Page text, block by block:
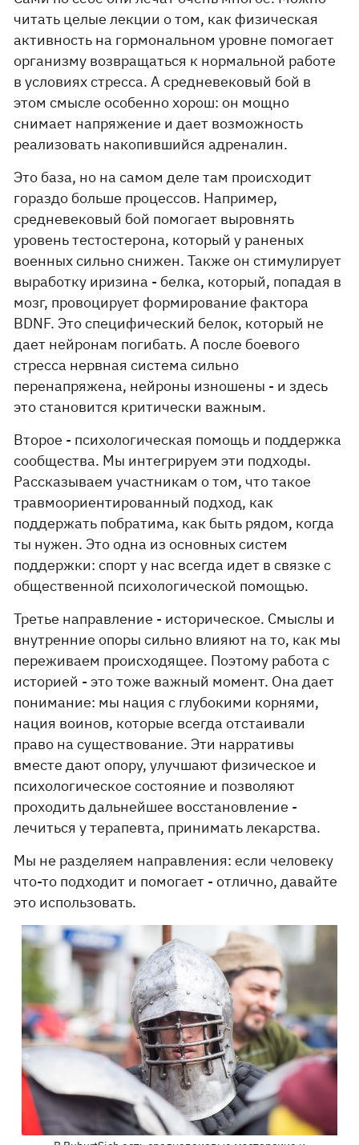
читать целые лекции о том, как физическая
активность на гормональном уровне помогает
организму возвращаться к нормальной работе
в условиях стресса. А средневековый бой в
этом смысле особенно хорош: он мощно
снимает напряжение и дает возможность
реализовать накопившийся адреналин.
Это база, но на самом деле там происходит
гораздо больше процессов. Например,
средневековый бой помогает выровнять
уровень тестостерона, который у раненых
военных сильно снижен. Также он стимулирует
выработку иризина - белка, который, попадая в
мозг, провоцирует формирование фактора
BDNF. Это специфический белок, который не
дает нейронам погибать. А после боевого
стресса нервная система сильно
перенапряжена, нейроны изношены - и здесь
это становится критически важным.
Второе - психологическая помощь и поддержка
сообщества. Мы интегрируем эти подходы.
Рассказываем участникам о том, что такое
травмоориентированный подход, как
поддержать побратима, как быть рядом, когда
ты нужен. Это одна из основных систем
поддержки: спорт у нас всегда идет в связке с
общественной психологической помощью.
Третье направление - историческое. Смыслы и
внутренние опоры сильно влияют на то, как мы
переживаем происходящее. Поэтому работа с
историей - это тоже важный момент. Она дает
понимание: мы нация с глубокими корнями,
нация воинов, которые всегда отстаивали
право на существование. Эти нарративы
вместе дают опору, улучшают физическое и
психологическое состояние и позволяют
проходить дальнейшее восстановление -
лечиться у терапевта, принимать лекарства.
Мы не разделяем направления: если человеку
что-то подходит и помогает - отлично, давайте
это использовать.